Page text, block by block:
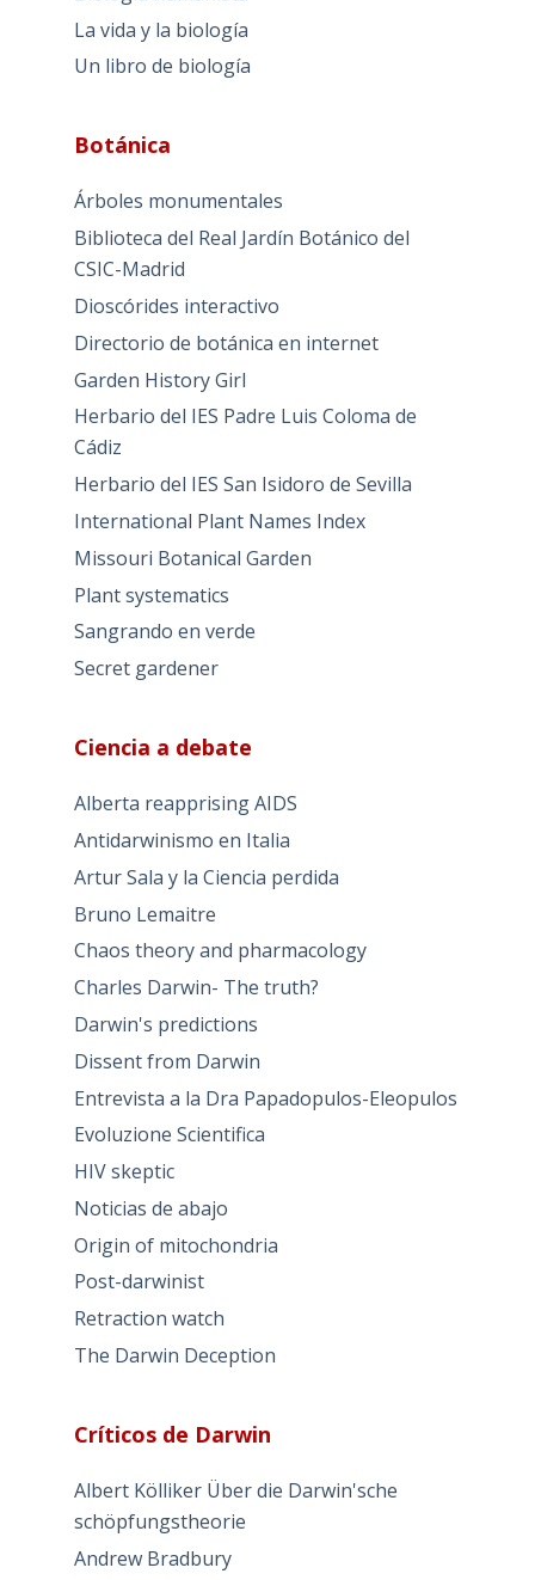
La vida y la biología
Un libro de biología
Botánica
Árboles monumentales
Biblioteca del Real Jardín Botánico del
CSIC-Madrid
Dioscórides interactivo
Directorio de botánica en internet
Garden History Girl
Herbario del IES Padre Luis Coloma de
Cádiz
Herbario del IES San Isidoro de Sevilla
International Plant Names Index
Missouri Botanical Garden
Plant systematics
Sangrando en verde
Secret gardener
Ciencia a debate
Alberta reapprising AIDS
Antidarwinismo en Italia
Artur Sala y la Ciencia perdida
Bruno Lemaitre
Chaos theory and pharmacology
Charles Darwin- The truth?
Darwin's predictions
Dissent from Darwin
Entrevista a la Dra Papadopulos-Eleopulos
Evoluzione Scientifica
HIV skeptic
Noticias de abajo
Origin of mitochondria
Post-darwinist
Retraction watch
The Darwin Deception
Críticos de Darwin
Albert Kölliker Über die Darwin'sche
schöpfungstheorie
Andrew Bradbury